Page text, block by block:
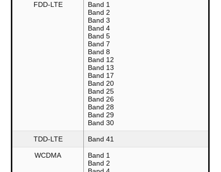
FDD-LTE
Band 1
Band 2
Band 3
Band 4
Band 5
Band 7
Band 8
Band 12
Band 13
Band 17
Band 20
Band 25
Band 26
Band 28
Band 29
Band 30
TDD-LTE Band 41
WCDMA
Band 1
Band 2